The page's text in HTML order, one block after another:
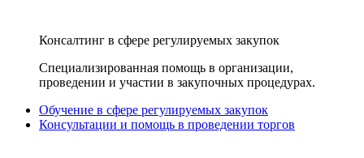
Консалтинг в сфере регулируемых закупок
Специализированная помощь в организации,
проведении и участии в закупочных процедурах.
Обучение в сфере регулируемых закупок
Консультации и помощь в проведении торгов